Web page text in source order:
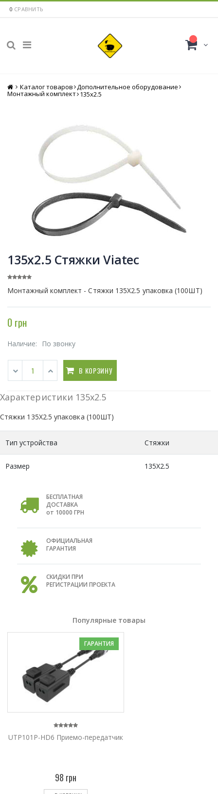
0 СРАВНИТЬ
Главная
Каталог товаров Дополнительное оборудование
Монтажный комплект 135x2.5
135x2.5 Стяжки Viatec
Монтажный комплект - Стяжки 135Х2.5 упаковка (100ШТ)
0 грн
Наличие: По звонку
В КОРЗИНУ
Характеристики 135x2.5
Стяжки 135Х2.5 упаковка (100ШТ)
Тип устройства Стяжки
Размер 135Х2.5
БЕСПЛАТНАЯ
ДОСТАВКА
от 10000 ГРН
ОФИЦИАЛЬНАЯ
ГАРАНТИЯ
СКИДКИ ПРИ
РЕГИСТРАЦИИ ПРОЕКТА
Популярные товары
ГАРАНТИЯ
UTP101P-HD6 Приемо-передатчик
98 грн